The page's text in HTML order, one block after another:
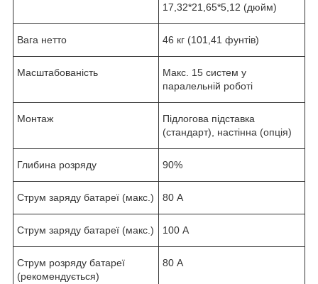
17,32*21,65*5,12 (дюйм)
Вага нетто 46 кг (101,41 фунтів)
Масштабованість
Макс. 15 систем у
паралельній роботі
Монтаж
Підлогова підставка
(стандарт), настінна (опція)
Глибина розряду 90%
Струм заряду батареї (макс.) 80 А
Струм заряду батареї (макс.) 100 А
Струм розряду батареї
(рекомендується)
80 А